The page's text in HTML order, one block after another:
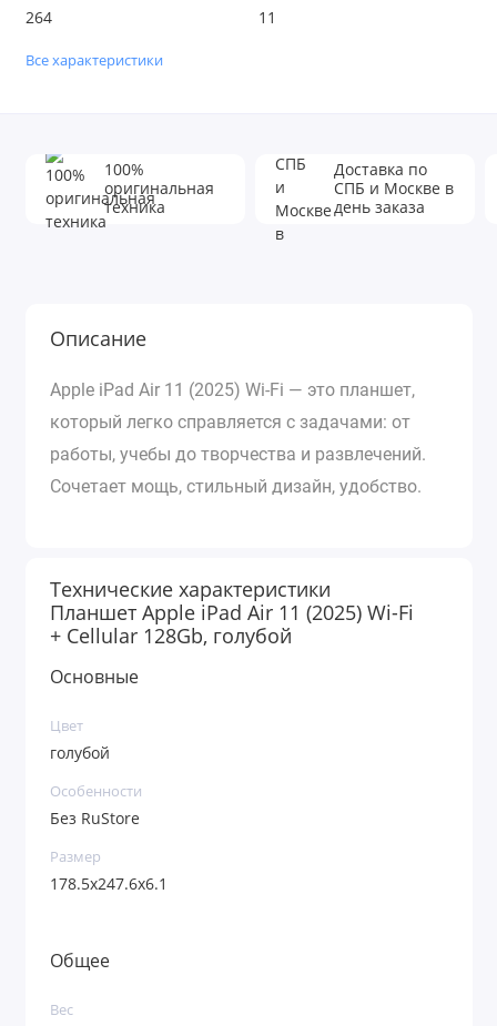
264 11
Все характеристики
100%
оригинальная
техника
Доставка по
СПБ и Москве в
день заказа
Описание
Apple iPad Air 11 (2025) Wi-Fi — это планшет,
который легко справляется с задачами: от
работы, учебы до творчества и развлечений.
Сочетает мощь, стильный дизайн, удобство.
Технические характеристики
Планшет Apple iPad Air 11 (2025) Wi-Fi
+ Cellular 128Gb, голубой
Основные
Цвет
голубой
Особенности
Без RuStore
Размер
178.5x247.6x6.1
Общее
Вес